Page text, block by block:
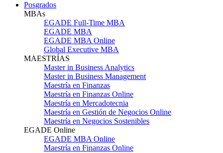
Posgrados
MBAs
EGADE Full-Time MBA
EGADE MBA
EGADE MBA Online
Global Executive MBA
MAESTRÍAS
Master in Business Analytics
Master in Business Management
Maestría en Finanzas
Maestría en Finanzas Online
Maestría en Mercadotecnia
Maestría en Gestión de Negocios Online
Maestría en Negocios Sostenibles
EGADE Online
EGADE MBA Online
Maestría en Finanzas Online